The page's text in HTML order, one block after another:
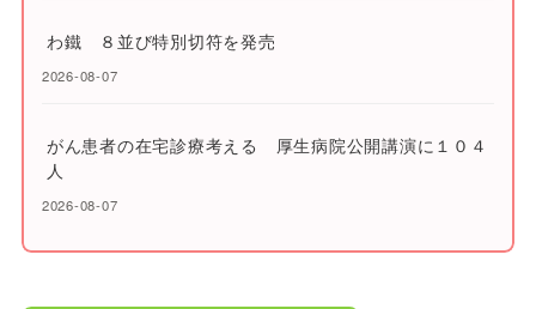
わ鐵 ８並び特別切符を発売
2026-08-07
がん患者の在宅診療考える 厚生病院公開講演に１０４
人
2026-08-07